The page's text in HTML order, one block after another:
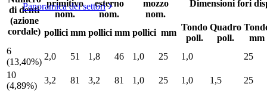
Panoramica dei settori
di denti
(azione
cordale)
primitivo
nom.
esterno
nom.
mozzo
nom.
Dimensioni fori
pollici mm pollici mm pollici mm
Tondo
poll.
Quadro
poll.
mm
6
(13,40%)
2,0 51 1,8 46 1,0 25 1,0
25
10
(4,89%)
3,2 81 3,2 81 1,0 25 1,0 1,5
25